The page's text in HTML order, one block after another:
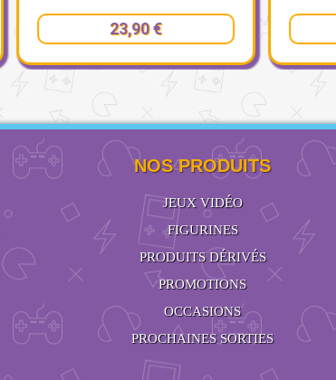
NOS PRODUITS
JEUX VIDÉO
FIGURINES
PRODUITS DÉRIVÉS
PROMOTIONS
OCCASIONS
PROCHAINES SORTIES